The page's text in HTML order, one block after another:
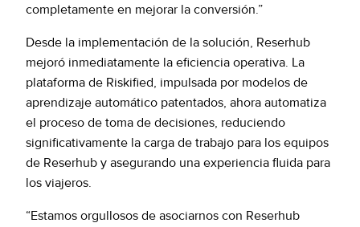
completamente en mejorar la conversión.”
Desde la implementación de la solución, Reserhub
mejoró inmediatamente la eficiencia operativa. La
plataforma de Riskified, impulsada por modelos de
aprendizaje automático patentados, ahora automatiza
el proceso de toma de decisiones, reduciendo
significativamente la carga de trabajo para los equipos
de Reserhub y asegurando una experiencia fluida para
los viajeros.
“Estamos orgullosos de asociarnos con Reserhub